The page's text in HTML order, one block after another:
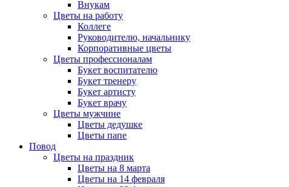
Внукам
Цветы на работу
Коллеге
Руководителю, начальнику
Корпоративные цветы
Цветы профессионалам
Букет воспитателю
Букет тренеру
Букет артисту
Букет врачу
Цветы мужчине
Цветы дедушке
Цветы папе
Повод
Цветы на праздник
Цветы на 8 марта
Цветы на 14 февраля